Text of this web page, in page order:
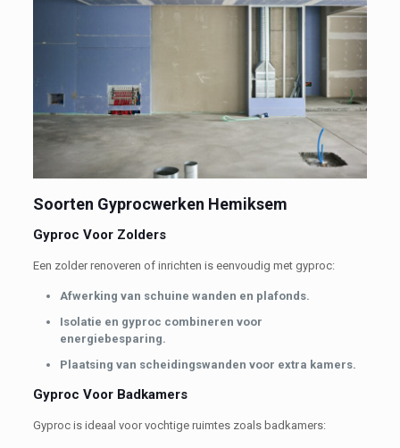
Soorten Gyprocwerken Hemiksem
Gyproc Voor Zolders
Een zolder renoveren of inrichten is eenvoudig met gyproc:
Afwerking van schuine wanden en plafonds.
Isolatie en gyproc combineren voor
energiebesparing.
Plaatsing van scheidingswanden voor extra kamers.
Gyproc Voor Badkamers
Gyproc is ideaal voor vochtige ruimtes zoals badkamers: